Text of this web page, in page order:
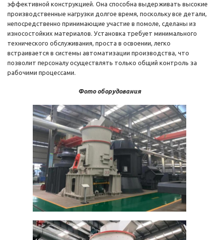
эффективной конструкцией. Она способна выдерживать высокие
производственные нагрузки долгое время, поскольку все детали,
непосредственно принимающие участие в помоле, сделаны из
износостойких материалов. Установка требует минимального
технического обслуживания, проста в освоении, легко
встраивается в системы автоматизации производства, что
позволит персоналу осуществлять только общий контроль за
рабочими процессами.
Фото оборудования